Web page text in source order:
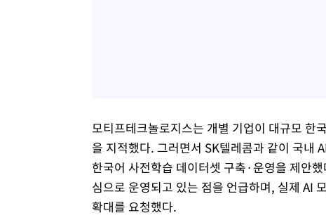
모티프테크놀로지스는 개별 기업이 대규모 한
을 지적했다. 그러면서 SK텔레콤과 같이 국내
한국어 사전학습 데이터셋 구축·운영을 제안
심으로 운영되고 있는 점을 언급하며, 실제 AI
확대를 요청했다.